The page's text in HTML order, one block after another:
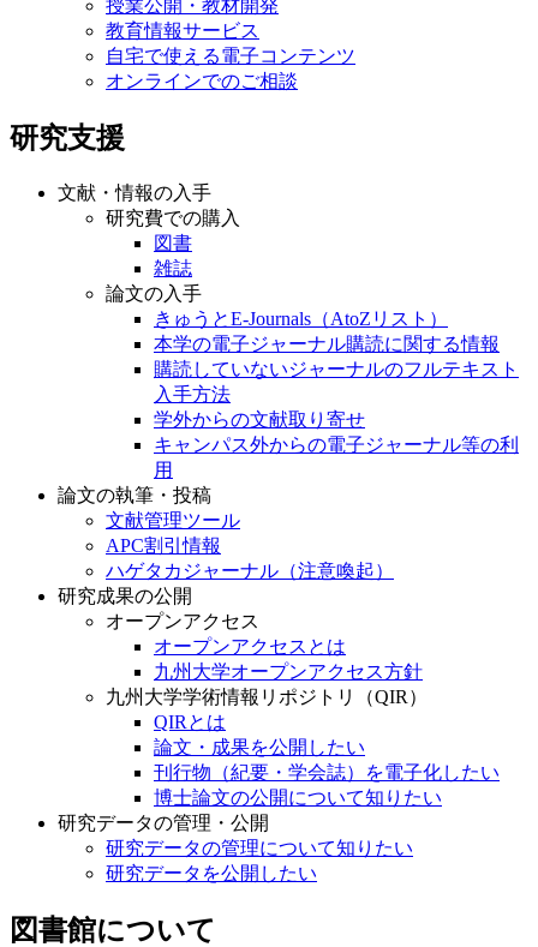
授業公開・教材開発
教育情報サービス
自宅で使える電子コンテンツ
オンラインでのご相談
研究支援
文献・情報の入手
研究費での購入
図書
雑誌
論文の入手
きゅうとE-Journals（AtoZリスト）
本学の電子ジャーナル購読に関する情報
購読していないジャーナルのフルテキスト
入手方法
学外からの文献取り寄せ
キャンパス外からの電子ジャーナル等の利
用
論文の執筆・投稿
文献管理ツール
APC割引情報
ハゲタカジャーナル（注意喚起）
研究成果の公開
オープンアクセス
オープンアクセスとは
九州大学オープンアクセス方針
九州大学学術情報リポジトリ（QIR）
QIRとは
論文・成果を公開したい
刊行物（紀要・学会誌）を電子化したい
博士論文の公開について知りたい
研究データの管理・公開
研究データの管理について知りたい
研究データを公開したい
図書館について